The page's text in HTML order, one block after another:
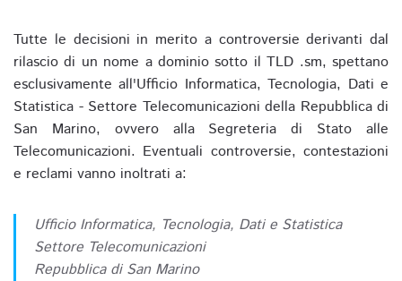
Tutte le decisioni in merito a controversie derivanti dal
rilascio di un nome a dominio sotto il TLD .sm, spettano
esclusivamente all'Ufficio Informatica, Tecnologia, Dati e
Statistica - Settore Telecomunicazioni della Repubblica di
San Marino, ovvero alla Segreteria di Stato alle
Telecomunicazioni. Eventuali controversie, contestazioni
e reclami vanno inoltrati a:
Ufficio Informatica, Tecnologia, Dati e Statistica
Settore Telecomunicazioni
Repubblica di San Marino